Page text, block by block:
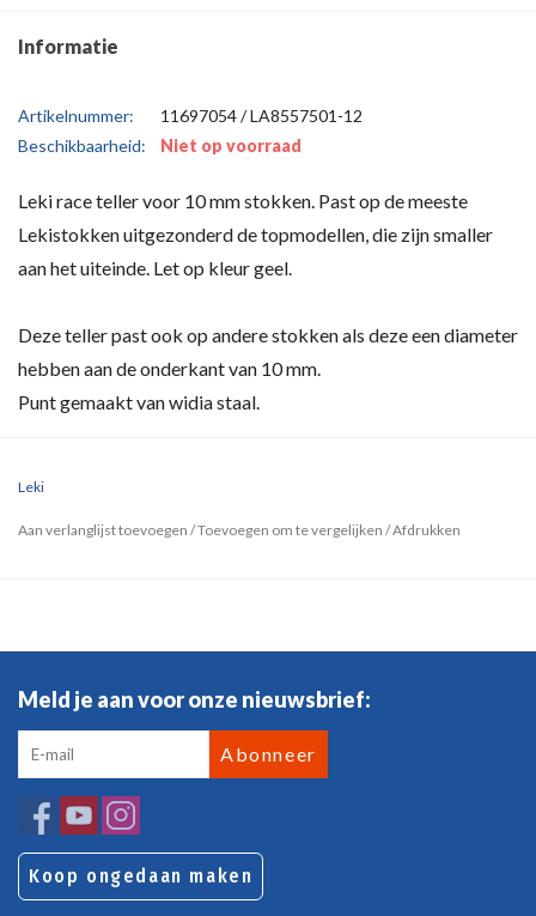
Informatie
Artikelnummer:
11697054 / LA8557501-12
Beschikbaarheid:
Niet op voorraad
Leki race teller voor 10 mm stokken. Past op de meeste
Lekistokken uitgezonderd de topmodellen, die zijn smaller
aan het uiteinde. Let op kleur geel.
Deze teller past ook op andere stokken als deze een diameter
hebben aan de onderkant van 10 mm.
Punt gemaakt van widia staal.
Leki
Aan verlanglijst toevoegen /Toevoegen om te vergelijken /Afdrukken
Meld je aan voor onze nieuwsbrief:
Abonneer
Koop ongedaan maken